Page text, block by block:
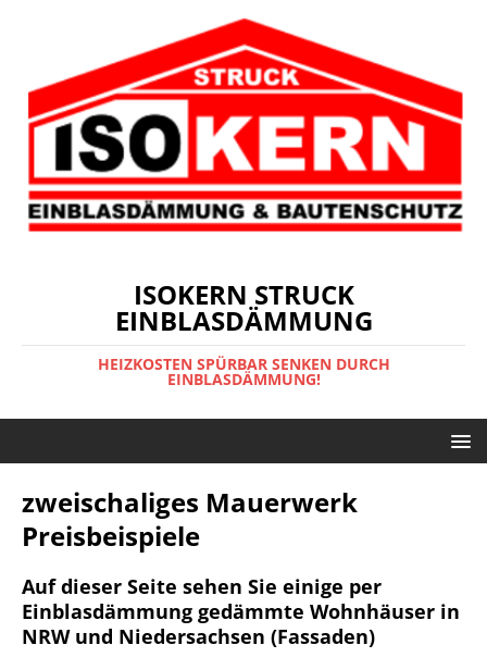
ISOKERN STRUCK
EINBLASDÄMMUNG
HEIZKOSTEN SPÜRBAR SENKEN DURCH
EINBLASDÄMMUNG!
zweischaliges Mauerwerk
Preisbeispiele
Auf dieser Seite sehen Sie einige per
Einblasdämmung gedämmte Wohnhäuser in
NRW und Niedersachsen (Fassaden)